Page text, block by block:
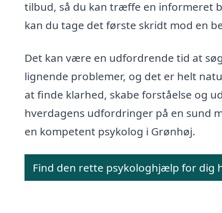
tilbud, så du kan træffe en informeret
kan du tage det første skridt mod en
Det kan være en udfordrende tid at
lignende problemer, og det er helt
at finde klarhed, skabe forståelse og
hverdagens udfordringer på en sund
en kompetent psykolog i Grønhøj.
Find den rette psykologhjælp for dig